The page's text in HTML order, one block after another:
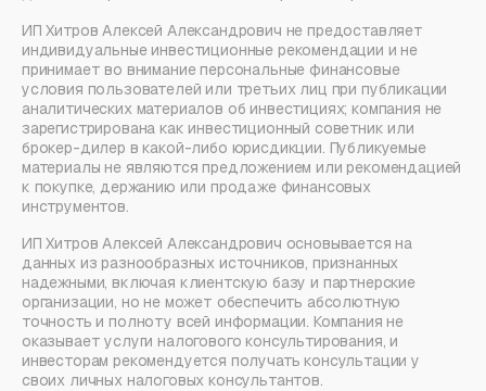
ИП Хитров Алексей Александрович не предоставляет
индивидуальные инвестиционные рекомендации и не
принимает во внимание персональные финансовые
условия пользователей или третьих лиц при публикации
аналитических материалов об инвестициях; компания не
зарегистрирована как инвестиционный советник или
брокер-дилер в какой-либо юрисдикции. Публикуемые
материалы не являются предложением или рекомендацией
к покупке, держанию или продаже финансовых
инструментов.
ИП Хитров Алексей Александрович основывается на
данных из разнообразных источников, признанных
надежными, включая клиентскую базу и партнерские
организации, но не может обеспечить абсолютную
точность и полноту всей информации. Компания не
оказывает услуги налогового консультирования, и
инвесторам рекомендуется получать консультации у
своих личных налоговых консультантов.